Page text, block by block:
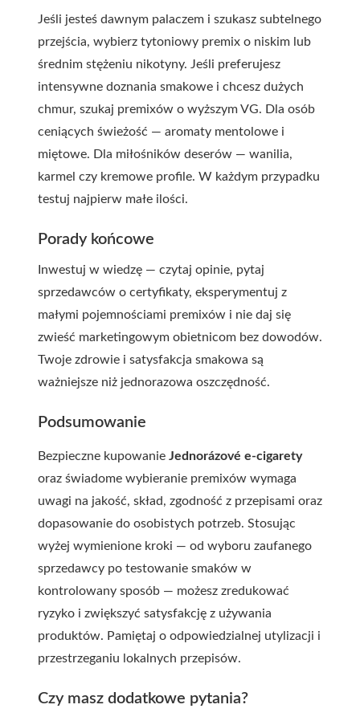
Jeśli jesteś dawnym palaczem i szukasz subtelnego
przejścia, wybierz tytoniowy premix o niskim lub
średnim stężeniu nikotyny. Jeśli preferujesz
intensywne doznania smakowe i chcesz dużych
chmur, szukaj premixów o wyższym VG. Dla osób
ceniących świeżość — aromaty mentolowe i
miętowe. Dla miłośników deserów — wanilia,
karmel czy kremowe profile. W każdym przypadku
testuj najpierw małe ilości.
Porady końcowe
Inwestuj w wiedzę — czytaj opinie, pytaj
sprzedawców o certyfikaty, eksperymentuj z
małymi pojemnościami premixów i nie daj się
zwieść marketingowym obietnicom bez dowodów.
Twoje zdrowie i satysfakcja smakowa są
ważniejsze niż jednorazowa oszczędność.
Podsumowanie
Bezpieczne kupowanie Jednorázové e-cigarety
oraz świadome wybieranie premixów wymaga
uwagi na jakość, skład, zgodność z przepisami oraz
dopasowanie do osobistych potrzeb. Stosując
wyżej wymienione kroki — od wyboru zaufanego
sprzedawcy po testowanie smaków w
kontrolowany sposób — możesz zredukować
ryzyko i zwiększyć satysfakcję z używania
produktów. Pamiętaj o odpowiedzialnej utylizacji i
przestrzeganiu lokalnych przepisów.
Czy masz dodatkowe pytania?